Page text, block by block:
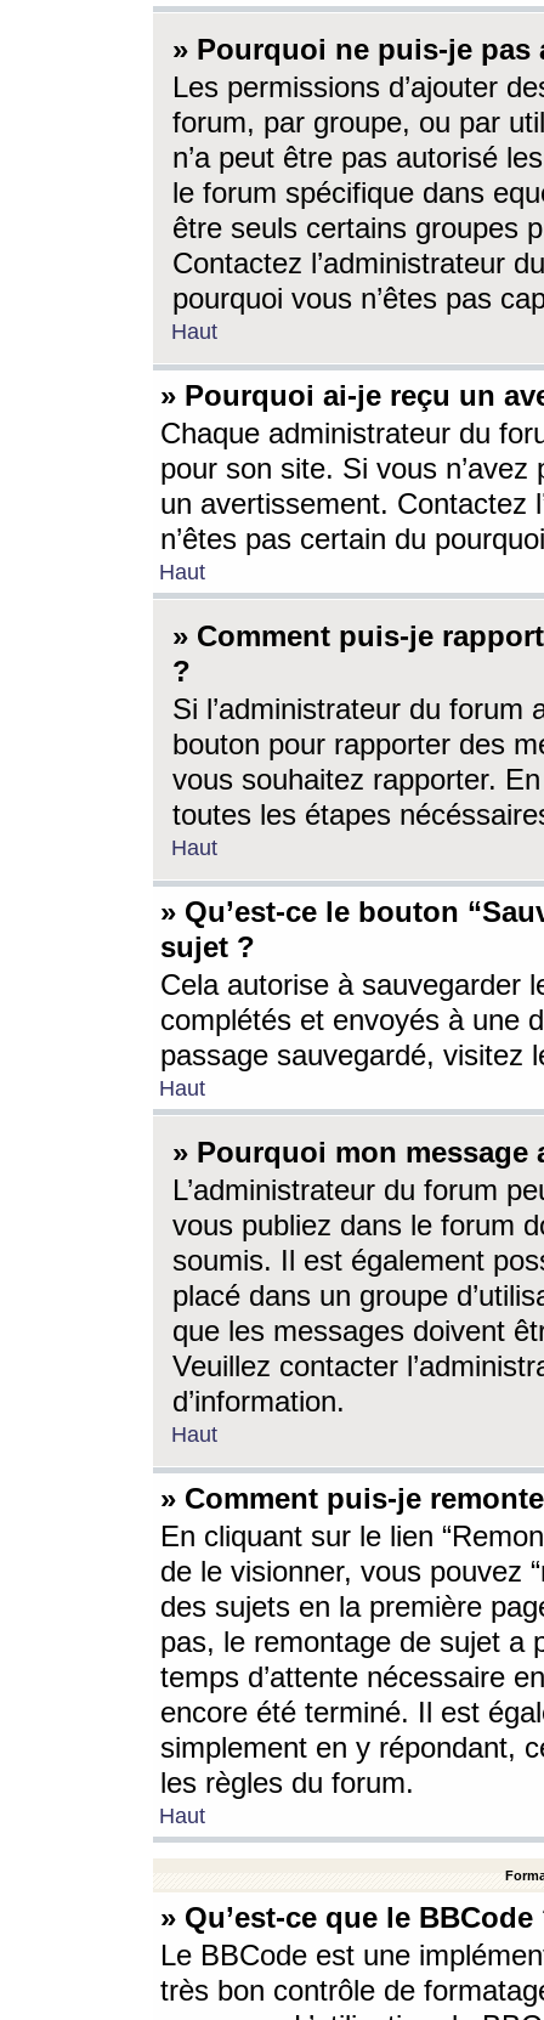
» Pourquoi ne puis-je
Les permissions d’ajouter
forum, par groupe, ou par
n’a peut être pas autorisé
le forum spécifique dans
être seuls certains groupes
Contactez l’administrateur
pourquoi vous n’êtes pas
Haut
» Pourquoi ai-je reçu un
Chaque administrateur du
pour son site. Si vous
un avertissement. Contactez
n’êtes pas certain du
Haut
» Comment puis-je
?
Si l’administrateur du forum
bouton pour rapporter des
vous souhaitez rapporter.
toutes les étapes
Haut
» Qu’est-ce le bouton
sujet ?
Cela autorise à sauvegarder
complétés et envoyés à une
passage sauvegardé, visitez
Haut
» Pourquoi mon message
L’administrateur du forum
vous publiez dans le forum
soumis. Il est également
placé dans un groupe
que les messages doivent
Veuillez contacter
d’information.
Haut
» Comment puis-je
En cliquant sur le lien
de le visionner, vous pouvez
des sujets en la première
pas, le remontage de sujet a
temps d’attente nécessaire
encore été terminé. Il est
simplement en y répondant,
les règles du forum.
Haut
» Qu’est-ce que le BBCode
Le BBCode est une
très bon contrôle de